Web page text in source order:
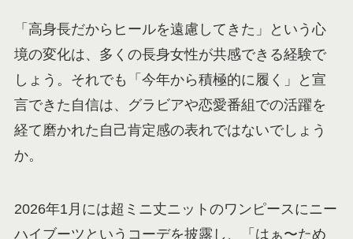
「高身長だからヒールを遠慮してきた」という心
境の変化は、多くの長身女性が共感できる経験で
しょう。それでも「今年から積極的に履く」と宣
言できた自信は、グラビアや恋愛番組での活躍を
経て磨かれた自己肯定感の表れではないでしょう
か。
2026年1月には超ミニ丈ニットのワンピースにニー
ハイブーツというコーデを披露し、「はぁ〜ため